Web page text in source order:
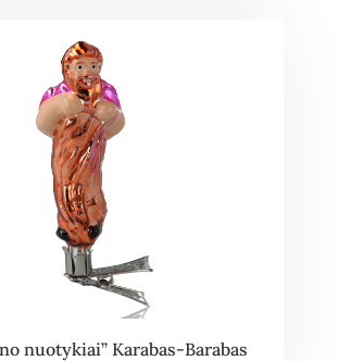
nuotykiai” Karabas-Barabas